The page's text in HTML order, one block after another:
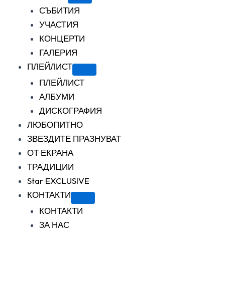
СЪБИТИЯ
УЧАСТИЯ
КОНЦЕРТИ
ГАЛЕРИЯ
ПЛЕЙЛИСТ
ПЛЕЙЛИСТ
АЛБУМИ
ДИСКОГРАФИЯ
ЛЮБОПИТНО
ЗВЕЗДИТЕ ПРАЗНУВАТ
ОТ ЕКРАНА
ТРАДИЦИИ
Star EXCLUSIVE
КОНТАКТИ
КОНТАКТИ
ЗА НАС